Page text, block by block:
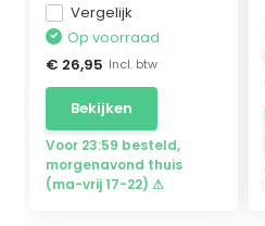
Vergelijk
Op voorraad
€ 26,95 Incl. btw
Bekijken
Voor 23:59 besteld,
morgenavond thuis
(ma-vrij 17-22) ⚠